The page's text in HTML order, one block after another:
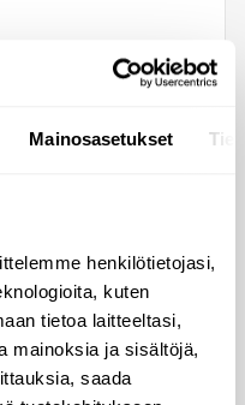
Mainosasetukset
henkilötietojasi,
kuten
tietoa laitteeltasi,
mainoksia ja sisältöjä,
saada
esipesusuihku